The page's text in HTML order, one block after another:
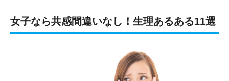
女子なら共感間違いなし！生理あるある11選